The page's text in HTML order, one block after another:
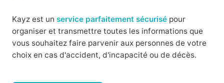
Kayz est un service parfaitement sécurisé pour
organiser et transmettre toutes les informations que
vous souhaitez faire parvenir aux personnes de votre
choix en cas d'accident, d'incapacité ou de décès.